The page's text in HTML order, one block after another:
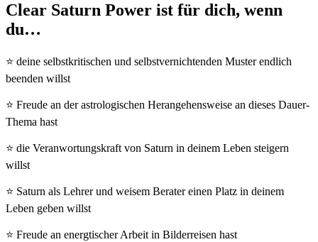
Clear Saturn Power ist für dich, wenn
du…
⭐ deine selbstkritischen und selbstvernichtenden Muster endlich
beenden willst
⭐ Freude an der astrologischen Herangehensweise an dieses Dauer-
Thema hast
⭐ die Veranwortungskraft von Saturn in deinem Leben steigern
willst
⭐ Saturn als Lehrer und weisem Berater einen Platz in deinem
Leben geben willst
⭐ Freude an energtischer Arbeit in Bilderreisen hast